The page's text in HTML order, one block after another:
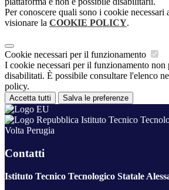
Per conoscere quali sono i cookie necessari
visionare la COOKIE POLICY.
Cookie necessari per il funzionamento
I cookie necessari per il funzionamento non
disabilitati. È possibile consultare l'elenco
policy.
Accetta tutti Salva le preferenze
Istituto Tecnico
Volta Perugia
Contatti
Istituto Tecnico Tecnologico Statale